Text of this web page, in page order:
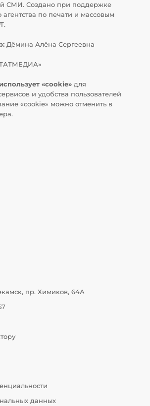
СМИ. Создано при поддержке
агентства по печати и массовым
Дёмина Алёна Сергеевна
«cookie» для
и удобства пользователей
«cookie» можно отменить в
пр. Химиков, 64А
данных